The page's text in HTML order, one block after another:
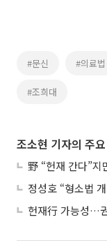
#문신 #의료법
#조희대
조소현 기자의 주
野 “헌재 간다”
헌재行 가능성…